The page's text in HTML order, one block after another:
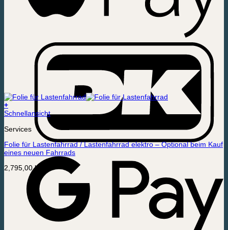
+
Schnellansicht
Services
Folie für Lastenfahrrad / Lastenfahrrad elektro – Optional beim Kauf
eines neuen Fahrrads
2,795,00kr.